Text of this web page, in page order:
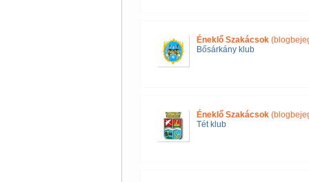
Éneklő Szakácsok
Bősárkány klub
Éneklő Szakácsok
Tét klub